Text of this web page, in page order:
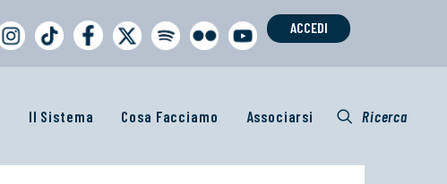
ACCEDI
Il Sistema Cosa Facciamo Associarsi Ricerca